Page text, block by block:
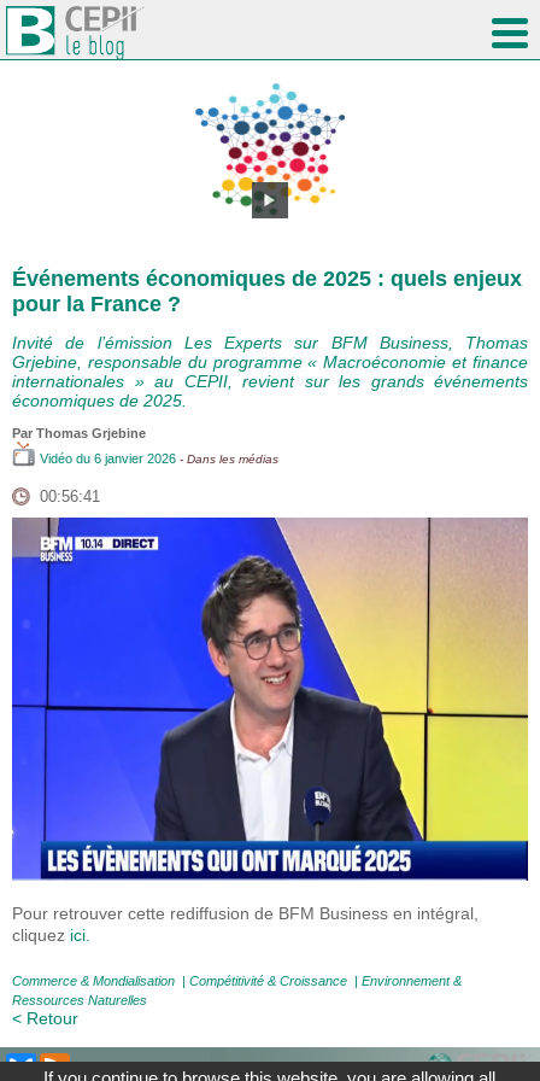
Événements économiques de 2025 : quels enjeux
pour la France ?
Invité de l’émission Les Experts sur BFM Business, Thomas
Grjebine, responsable du programme « Macroéconomie et finance
internationales » au CEPII, revient sur les grands événements
économiques de 2025.
Par Thomas Grjebine
Vidéo du 6 janvier 2026 - Dans les médias
00:56:41
Pour retrouver cette rediffusion de BFM Business en intégral,
cliquez ici.
Commerce & Mondialisation Compétitivité & Croissance
Environnement &
Ressources Naturelles
< Retour